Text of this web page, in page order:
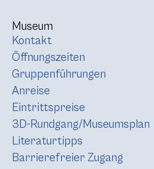
Museum
Kontakt
Öffnungszeiten
Gruppenführungen
Anreise
Eintrittspreise
3D-Rundgang/Museumsplan
Literaturtipps
Barrierefreier Zugang